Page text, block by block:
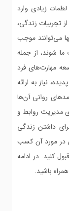
زیادی وارد
تجربیات زندگی،
می‌توانند موجب
شوند، از جمله
مهارت‌های فرد
نیاز به ارائه
روانی آن‌ها
مدیریت روابط و
داشتن زندگی
در مورد آن کسب
کنید. در ادامه
باشید.